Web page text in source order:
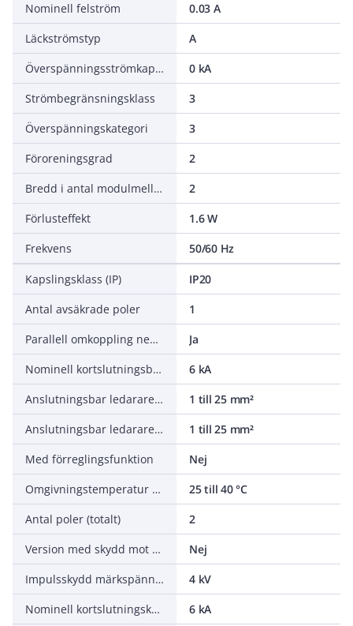
Nominell felström
0.03 A
Läckströmstyp
A
Överspänningsströmkapacitet
0 kA
Strömbegränsningsklass
3
Överspänningskategori
3
Föroreningsgrad
2
Bredd i antal modulmellanrum
2
Förlusteffekt
1.6 W
Frekvens
50/60 Hz
Kapslingsklass (IP)
IP20
Antal avsäkrade poler
1
Parallell omkoppling neutralledare
Ja
Nominell kortslutningsbrytkapacitet IEC 60947-2
6 kA
Anslutningsbar ledararea entrådigt
1 till 25 mm²
Anslutningsbar ledararea mångtrådig
1 till 25 mm²
Med förreglingsfunktion
Nej
Omgivningstemperatur under drift
25 till 40 °C
Antal poler (totalt)
2
Version med skydd mot felutlösning
Nej
Impulsskydd märkspänning Uimp
4 kV
Nominell kortslutningskapacitet lcn (EN 61009-1)
6 kA